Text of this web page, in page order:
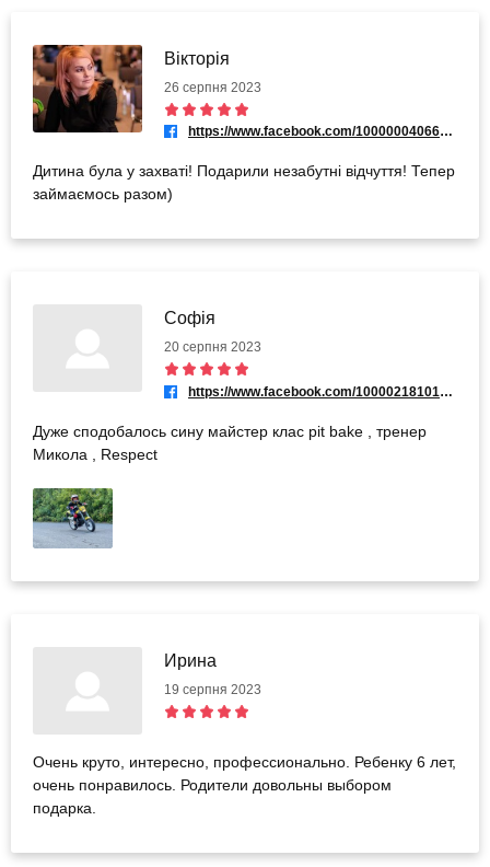
Вікторія
26 серпня 2023
https://www.facebook.com/100000040662970
Дитина була у захваті! Подарили незабутні відчуття! Тепер
займаємось разом)
Софія
20 серпня 2023
https://www.facebook.com/100002181010622
Дуже сподобалось сину майстер клас pit bake , тренер
Микола , Respect
Ирина
19 серпня 2023
Очень круто, интересно, профессионально. Ребенку 6 лет,
очень понравилось. Родители довольны выбором
подарка.